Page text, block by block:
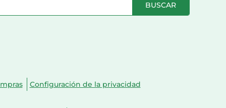
BUSCAR
Configuración de la privacidad